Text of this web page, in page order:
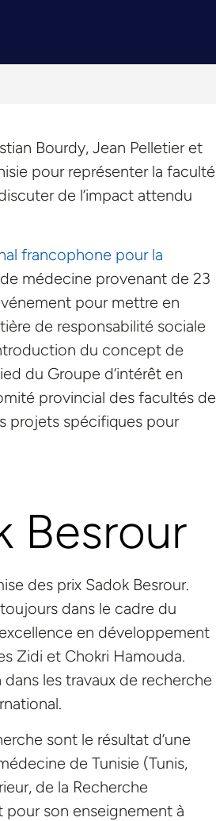
Bourdy, Jean Pelletier et
pour représenter la faculté
de l’impact attendu
francophone pour la
médecine provenant de 23
pour mettre en
de responsabilité sociale
du concept de
du Groupe d’intérêt en
provincial des facultés de
projets spécifiques pour
Besrour
des prix Sadok Besrour.
dans le cadre du
en développement
Zidi et Chokri Hamouda.
les travaux de recherche
sont le résultat d’une
de Tunisie (Tunis,
de la Recherche
pour son enseignement à